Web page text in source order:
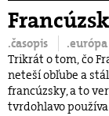
.časopis .európa
Trikrát o tom, čo
neteší obľube a
francúzsky, a to
tvrdohlavo